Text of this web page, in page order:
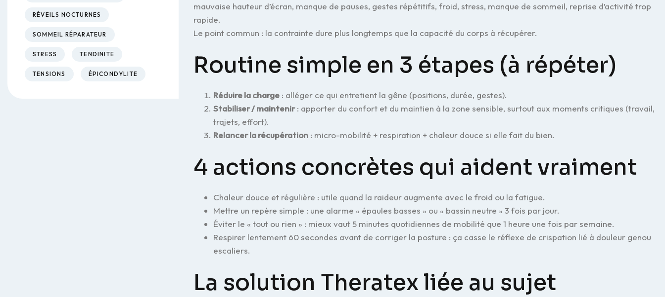
mauvaise hauteur d’écran, manque de pauses, gestes répétitifs, froid, stress, manque de sommeil, reprise d’activité trop
rapide.
Le point commun : la contrainte dure plus longtemps que la capacité du corps à récupérer.
Routine simple en 3 étapes (à répéter)
Réduire la charge : alléger ce qui entretient la gêne (positions, durée, gestes).
Stabiliser / maintenir: apporter du confort et du maintien à la zone sensible, surtout aux moments critiques (travail,
trajets, effort).
Relancer la récupération : micro-mobilité + respiration + chaleur douce si elle fait du bien.
4 actions concrètes qui aident vraiment
Chaleur douce et régulière : utile quand la raideur augmente avec le froid ou la fatigue.
Mettre un repère simple : une alarme « épaules basses » ou « bassin neutre » 3 fois par jour.
Éviter le « tout ou rien » : mieux vaut 5 minutes quotidiennes de mobilité que 1 heure une fois par semaine.
Respirer lentement 60 secondes avant de corriger la posture : ça casse le réflexe de crispation lié à douleur genou
escaliers.
La solution Theratex liée au sujet
RÉVEILS NOCTURNES
SOMMEIL RÉPARATEUR
STRESS TENDINITE
TENSIONS ÉPICONDYLITE